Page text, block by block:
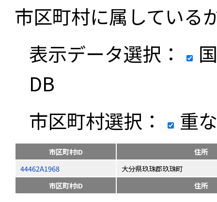
市区町村に属している
表示データ選択：
DB
市区町村選択：
重
市区町村ID
住所
44462A1968
大分県玖珠郡玖珠町
市区町村ID
住所